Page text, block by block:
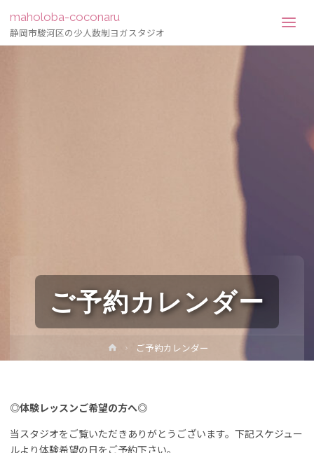
maholoba-coconaru
静岡市駿河区の少人数制ヨガスタジオ
ご予約カレンダー
ホ
ー
ご予約カレンダー
◎体験レッスンご希望の方へ◎
当スタジオをご覧いただきありがとうございます。下記スケジュー
ルより体験希望の日をご予約下さい。